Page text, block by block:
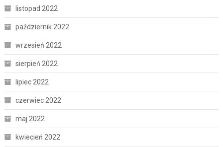
listopad 2022
październik 2022
wrzesień 2022
sierpień 2022
lipiec 2022
czerwiec 2022
maj 2022
kwiecień 2022